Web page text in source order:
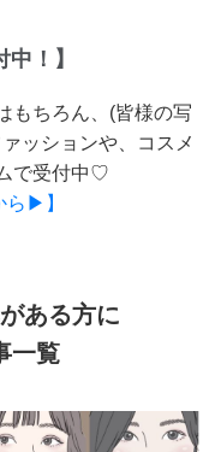
！】
もちろん、(皆様の写
ッションや、コスメ
で受付中♡
ら▶】
ある方に
一覧